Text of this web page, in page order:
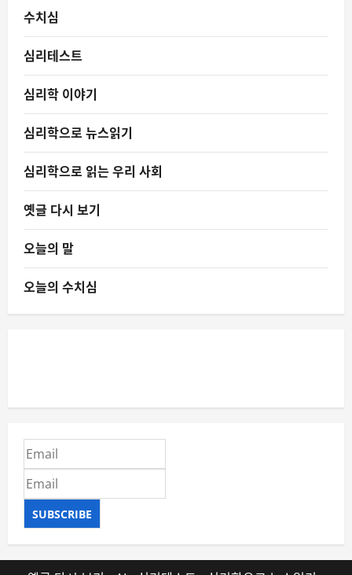
수치심
심리테스트
심리학 이야기
심리학으로 뉴스읽기
심리학으로 읽는 우리 사회
옛글 다시 보기
오늘의 말
오늘의 수치심
SUBSCRIBE